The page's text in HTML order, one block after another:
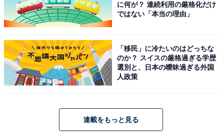
3.深いポケットが両サイドにある
に何が？ 連続利用の厳格化だけ
ではない「本当の理由」
「移民」に冷たいのはどっちな
のか？ スイスの厳格過ぎる学歴
選別と、日本の曖昧過ぎる外国
人政策
連載をもっと見る